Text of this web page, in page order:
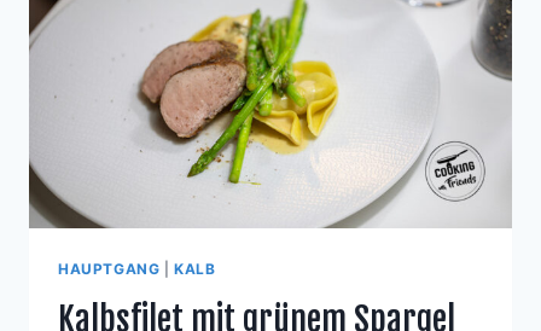
HAUPTGANG |KALB
Kalbsfilet mit grünem Spargel